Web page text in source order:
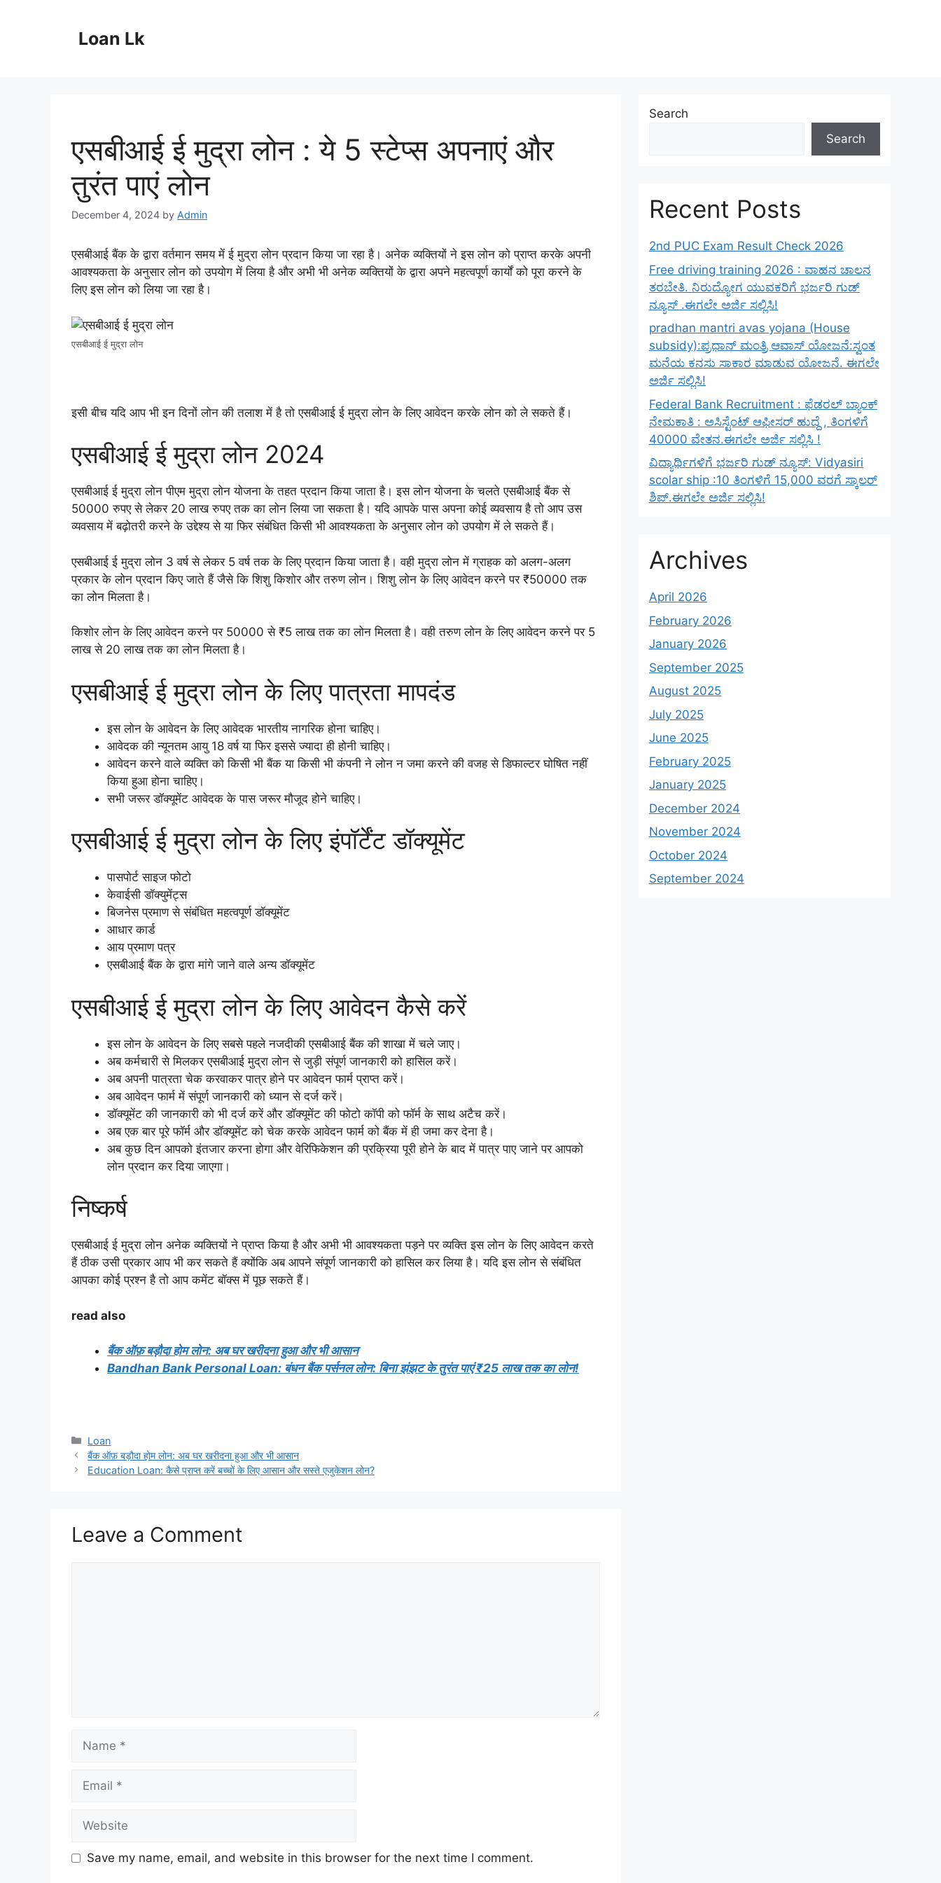
Loan Lk
एसबीआई ई मुद्रा लोन : ये 5 स्टेप्स अपनाएं और
तुरंत पाएं लोन
December 4, 2024 by Admin
एसबीआई बैंक के द्वारा वर्तमान समय में ई मुद्रा लोन प्रदान किया जा रहा है। अनेक व्यक्तियों ने इस लोन को प्राप्त करके अपनी
आवश्यकता के अनुसार लोन को उपयोग में लिया है और अभी भी अनेक व्यक्तियों के द्वारा अपने महत्वपूर्ण कार्यों को पूरा करने के
लिए इस लोन को लिया जा रहा है।
एसबीआई ई मुद्रा लोन
इसी बीच यदि आप भी इन दिनों लोन की तलाश में है तो एसबीआई ई मुद्रा लोन के लिए आवेदन करके लोन को ले सकते हैं।
एसबीआई ई मुद्रा लोन 2024
एसबीआई ई मुद्रा लोन पीएम मुद्रा लोन योजना के तहत प्रदान किया जाता है। इस लोन योजना के चलते एसबीआई बैंक से
50000 रुपए से लेकर 20 लाख रुपए तक का लोन लिया जा सकता है। यदि आपके पास अपना कोई व्यवसाय है तो आप उस
व्यवसाय में बढ़ोतरी करने के उद्देश्य से या फिर संबंधित किसी भी आवश्यकता के अनुसार लोन को उपयोग में ले सकते हैं।
एसबीआई ई मुद्रा लोन 3 वर्ष से लेकर 5 वर्ष तक के लिए प्रदान किया जाता है। वही मुद्रा लोन में ग्राहक को अलग-अलग
प्रकार के लोन प्रदान किए जाते हैं जैसे कि शिशु किशोर और तरुण लोन। शिशु लोन के लिए आवेदन करने पर ₹50000 तक
का लोन मिलता है।
किशोर लोन के लिए आवेदन करने पर 50000 से ₹5 लाख तक का लोन मिलता है। वही तरुण लोन के लिए आवेदन करने पर 5
लाख से 20 लाख तक का लोन मिलता है।
एसबीआई ई मुद्रा लोन के लिए पात्रता मापदंड
इस लोन के आवेदन के लिए आवेदक भारतीय नागरिक होना चाहिए।
आवेदक की न्यूनतम आयु 18 वर्ष या फिर इससे ज्यादा ही होनी चाहिए।
आवेदन करने वाले व्यक्ति को किसी भी बैंक या किसी भी कंपनी ने लोन न जमा करने की वजह से डिफाल्टर घोषित नहीं
किया हुआ होना चाहिए।
सभी जरूर डॉक्यूमेंट आवेदक के पास जरूर मौजूद होने चाहिए।
एसबीआई ई मुद्रा लोन के लिए इंपॉर्टेंट डॉक्यूमेंट
पासपोर्ट साइज फोटो
केवाईसी डॉक्युमेंट्स
बिजनेस प्रमाण से संबंधित महत्वपूर्ण डॉक्यूमेंट
आधार कार्ड
आय प्रमाण पत्र
एसबीआई बैंक के द्वारा मांगे जाने वाले अन्य डॉक्यूमेंट
एसबीआई ई मुद्रा लोन के लिए आवेदन कैसे करें
इस लोन के आवेदन के लिए सबसे पहले नजदीकी एसबीआई बैंक की शाखा में चले जाए।
अब कर्मचारी से मिलकर एसबीआई मुद्रा लोन से जुड़ी संपूर्ण जानकारी को हासिल करें।
अब अपनी पात्रता चेक करवाकर पात्र होने पर आवेदन फार्म प्राप्त करें।
अब आवेदन फार्म में संपूर्ण जानकारी को ध्यान से दर्ज करें।
डॉक्यूमेंट की जानकारी को भी दर्ज करें और डॉक्यूमेंट की फोटो कॉपी को फॉर्म के साथ अटैच करें।
अब एक बार पूरे फॉर्म और डॉक्यूमेंट को चेक करके आवेदन फार्म को बैंक में ही जमा कर देना है।
अब कुछ दिन आपको इंतजार करना होगा और वेरिफिकेशन की प्रक्रिया पूरी होने के बाद में पात्र पाए जाने पर आपको
लोन प्रदान कर दिया जाएगा।
निष्कर्ष
एसबीआई ई मुद्रा लोन अनेक व्यक्तियों ने प्राप्त किया है और अभी भी आवश्यकता पड़ने पर व्यक्ति इस लोन के लिए आवेदन करते
हैं ठीक उसी प्रकार आप भी कर सकते हैं क्योंकि अब आपने संपूर्ण जानकारी को हासिल कर लिया है। यदि इस लोन से संबंधित
आपका कोई प्रश्न है तो आप कमेंट बॉक्स में पूछ सकते हैं।
read also
बैंक ऑफ़ बड़ौदा होम लोन: अब घर खरीदना हुआ और भी आसान
Bandhan Bank Personal Loan: बंधन बैंक पर्सनल लोन: बिना झंझट के तुरंत पाएं ₹25 लाख तक का लोन!
Categories
Loan
बैंक ऑफ़ बड़ौदा होम लोन: अब घर खरीदना हुआ और भी आसान
Education Loan: कैसे प्राप्त करें बच्चों के लिए आसान और सस्ते एजुकेशन लोन?
Leave a Comment
Save my name, email, and website in this browser for the next time I comment.
Search
Search
Recent Posts
2nd PUC Exam Result Check 2026
Free driving training 2026 : ವಾಹನ ಚಾಲನ
ತರಬೇತಿ. ನಿರುದ್ಯೋಗ ಯುವಕರಿಗೆ ಭರ್ಜರಿ ಗುಡ್
ನ್ಯೂಸ್ .ಈಗಲೇ ಅರ್ಜಿ ಸಲ್ಲಿಸಿ!
pradhan mantri avas yojana (House
subsidy):ಪ್ರಧಾನ್ ಮಂತ್ರಿ ಆವಾಸ್ ಯೋಜನೆ:ಸ್ವಂತ
ಮನೆಯ ಕನಸು ಸಾಕಾರ ಮಾಡುವ ಯೋಜನೆ. ಈಗಲೇ
ಅರ್ಜಿ ಸಲ್ಲಿಸಿ!
Federal Bank Recruitment : ಫೆಡರಲ್ ಬ್ಯಾಂಕ್
ನೇಮಕಾತಿ : ಅಸಿಸ್ಟೆಂಟ್ ಆಫೀಸರ್ ಹುದ್ದೆ , ತಿಂಗಳಿಗೆ
40000 ವೇತನ.ಈಗಲೇ ಅರ್ಜಿ ಸಲ್ಲಿಸಿ !
ವಿದ್ಯಾರ್ಥಿಗಳಿಗೆ ಭರ್ಜರಿ ಗುಡ್ ನ್ಯೂಸ್: Vidyasiri
scolar ship :10 ತಿಂಗಳಿಗೆ 15,000 ವರಗೆ ಸ್ಕಾಲರ್
ಶಿಪ್.ಈಗಲೇ ಅರ್ಜಿ ಸಲ್ಲಿಸಿ!
Archives
April 2026
February 2026
January 2026
September 2025
August 2025
July 2025
June 2025
February 2025
January 2025
December 2024
November 2024
October 2024
September 2024